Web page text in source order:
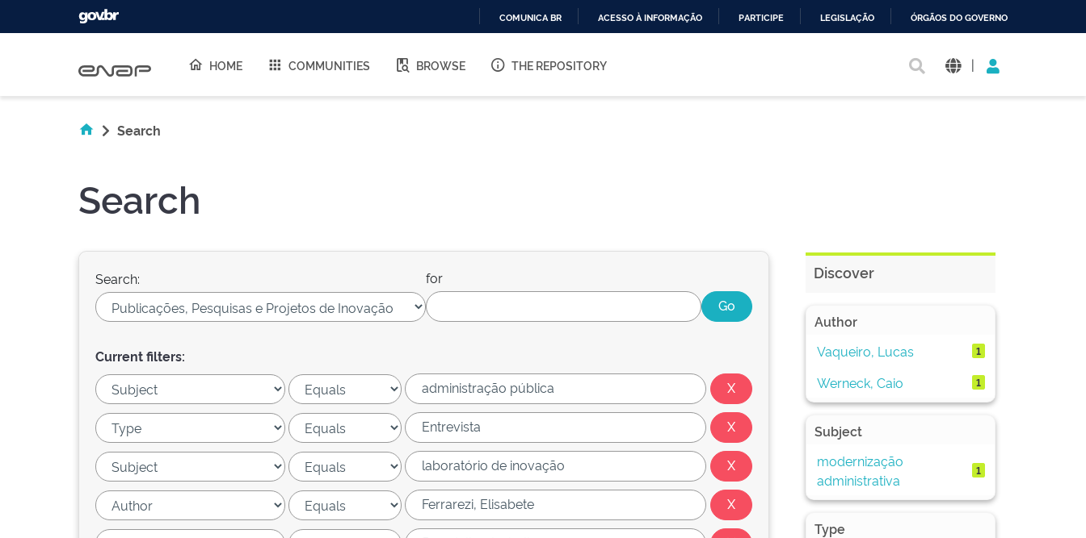
O
COMUNICA BR ACESSO À INFORMAÇÃO PARTICIPE LEGISLAÇÃO ÓRGÃOS DO GOVERNO
HOME COMMUNITIES BROWSE THE REPOSITORY |
Search
Search
Search: for
Current filters:
Discover
Author
Vaqueiro, Lucas
1
Werneck, Caio 1
Subject
modernização
administrativa
1
Type